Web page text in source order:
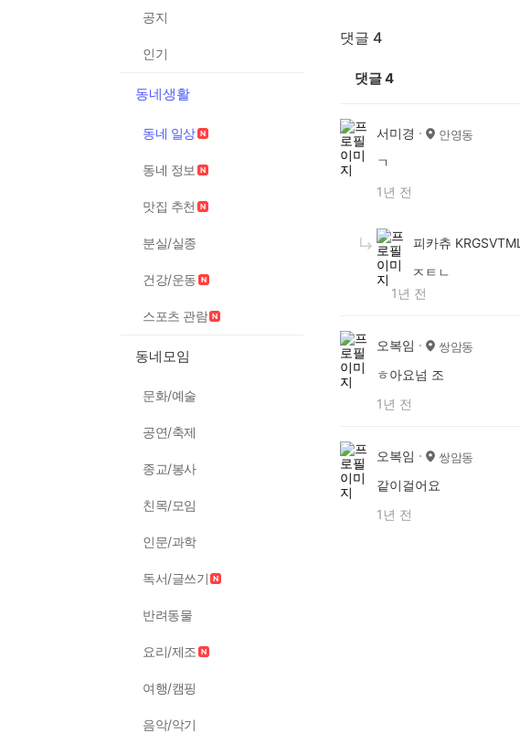
공지
인기
동네생활
동네 일상
동네 정보
맛집 추천
분실/실종
건강/운동
스포츠 관람
동네모임
문화/예술
공연/축제
종교/봉사
친목/모임
인문/과학
독서/글쓰기
반려동물
요리/제조
여행/캠핑
음악/악기
댓글 4
댓글4
서미경 안영동
ㄱ
1년 전
피카츄 KRGSVTML
ㅈㅌㄴ
1년 전
오복임 쌍암동
ㅎ아요넘 조
1년 전
오복임 쌍암동
같이걸어요
1년 전